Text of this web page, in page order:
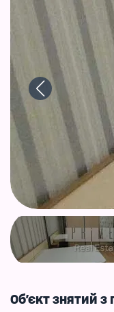
Об'єкт знятий з